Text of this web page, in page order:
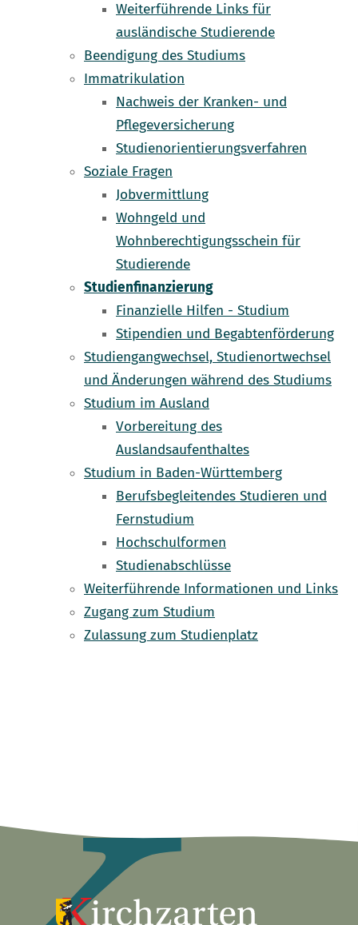
Weiterführende Links für
ausländische Studierende
Beendigung des Studiums
Immatrikulation
Nachweis der Kranken- und
Pflegeversicherung
Studienorientierungsverfahren
Soziale Fragen
Jobvermittlung
Wohngeld und
Wohnberechtigungsschein für
Studierende
Studienfinanzierung
Finanzielle Hilfen - Studium
Stipendien und Begabtenförderung
Studiengangwechsel, Studienortwechsel
und Änderungen während des Studiums
Studium im Ausland
Vorbereitung des
Auslandsaufenthaltes
Studium in Baden-Württemberg
Berufsbegleitendes Studieren und
Fernstudium
Hochschulformen
Studienabschlüsse
Weiterführende Informationen und Links
Zugang zum Studium
Zulassung zum Studienplatz